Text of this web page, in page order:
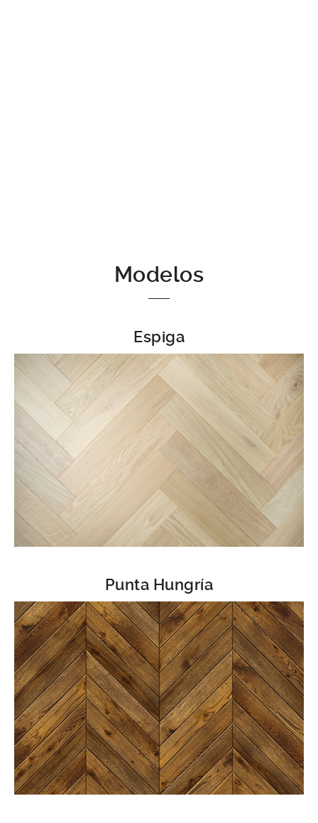
Modelos
Espiga
Punta Hungría